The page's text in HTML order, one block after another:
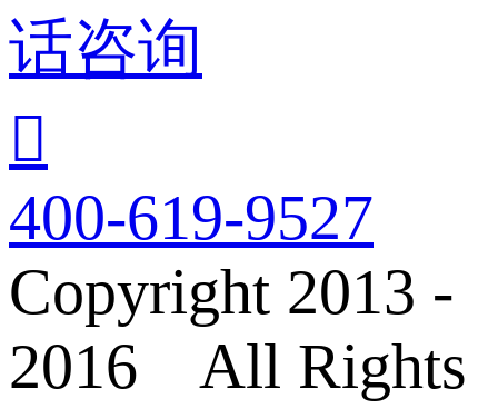
话咨询

400-619-9527
Copyright 2013 -
2016 All Rights